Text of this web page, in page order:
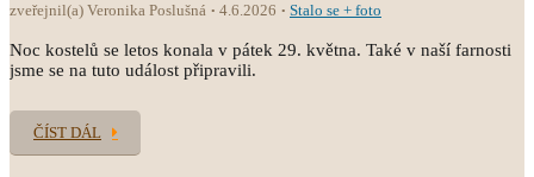
zveřejnil(a) Veronika Poslušná 4.6.2026 Stalo se + foto
Noc kostelů se letos konala v pátek 29. května. Také v naší farnosti
jsme se na tuto událost připravili.
ČÍST DÁL